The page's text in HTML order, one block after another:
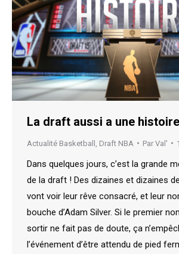
La draft aussi a une
Actualité Basketball Draft NBA Par Val'
Dans quelques jours, c’est la grande
de la draft ! Des dizaines et dizaines
vont voir leur rêve consacré, et leur
bouche d’Adam Silver. Si le premier
sortir ne fait pas de doute, ça
l’événement d’être attendu de pied